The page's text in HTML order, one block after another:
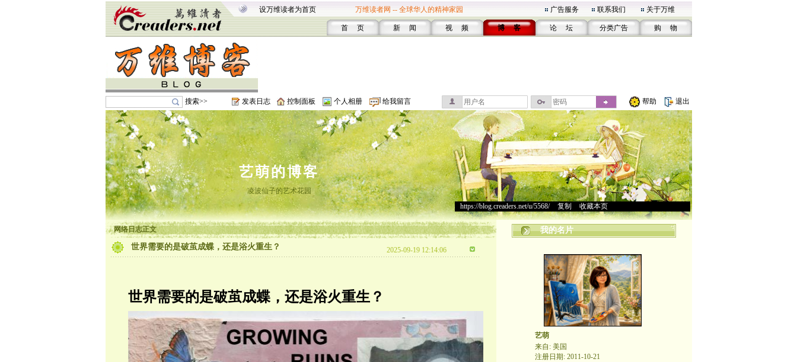
设万维读者为首页 万维读者网 -- 全球华人的精神家园 广告服务 联系我们 关于万维
首 页 新 闻 视 频 博 客 论 坛 分类广告 购 物
搜索>> 发表日志 控制面板 个人相册 给我留言 帮助 退出
艺萌的博客
凌波仙子的艺术花园
https://blog.creaders.net/u/5568/> 复制 收藏本页
网络日志正文
世界需要的是破茧成蝶，还是浴火重生？ 2025-09-19 12:14:06
世界需要的是破茧成蝶，还是浴火重生？
我的名片
艺萌
来自: 美国
注册日期: 2011-10-21